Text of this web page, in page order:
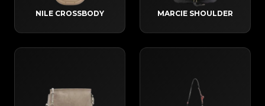
MARCIE SHOULDER
NILE CROSSBODY